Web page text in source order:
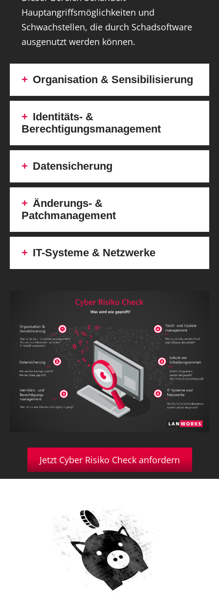
Hauptangriffsmöglichkeiten und
Schwachstellen, die durch Schadsoftware
ausgenutzt werden können.
Organisation & Sensibilisierung
Identitäts- &
Berechtigungsmanagement
Datensicherung
Änderungs- &
Patchmanagement
IT-Systeme & Netzwerke
Jetzt Cyber Risiko Check anfordern